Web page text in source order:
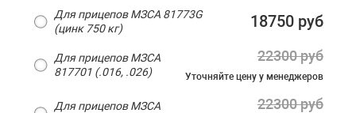
Для прицепов МЗСА 81773G
(цинк 750 кг)
18750 руб
Для прицепов МЗСА
817701 (.016, .026)
22300 руб
Уточняйте цену у менеджеров
Для прицепов МЗСА
22300 руб